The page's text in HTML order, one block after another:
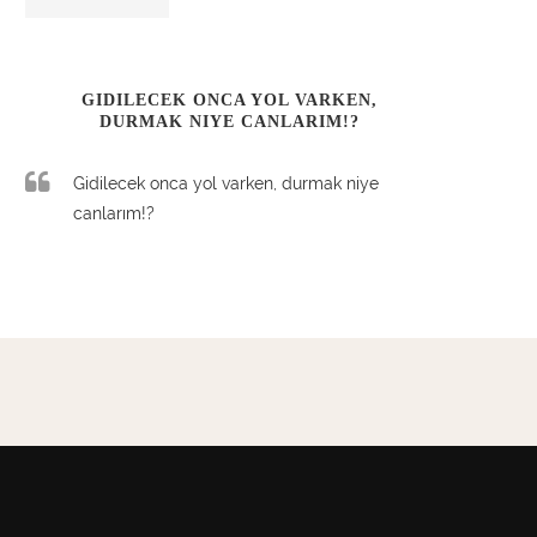
GIDILECEK ONCA YOL VARKEN,
DURMAK NIYE CANLARIM!?
Gidilecek onca yol varken, durmak niye
canlarım!?